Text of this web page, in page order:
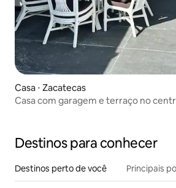
Casa ⋅ Zacatecas
Casa com garagem e terraço no
Destinos para conhecer
Destinos perto de você Principais